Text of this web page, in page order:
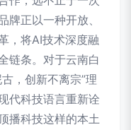
牌正以一种开放、
，将AI技术深度融
链条。对于云南白
，创新不离宗”理
代科技语言重新诠
播科技这样的本土